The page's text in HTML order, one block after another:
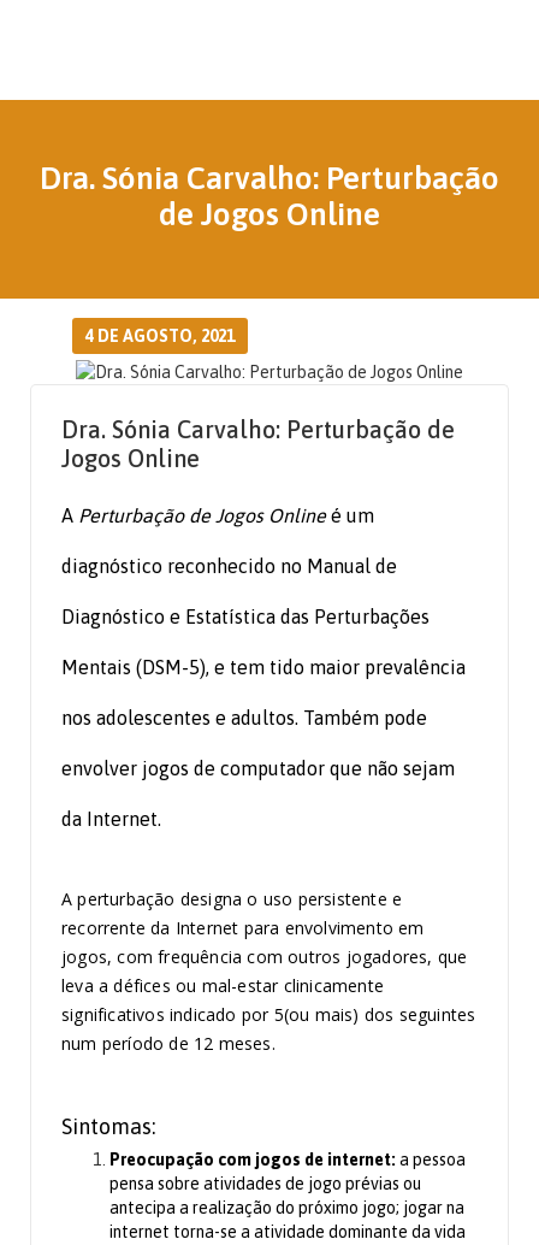
Dra. Sónia Carvalho: Perturbação
de Jogos Online
4 DE AGOSTO, 2021
Dra. Sónia Carvalho: Perturbação de
Jogos Online
A Perturbação de Jogos Onlineé um
diagnóstico reconhecido no Manual de
Diagnóstico e Estatística das Perturbações
Mentais (DSM-5), e tem tido maior prevalência
nos adolescentes e adultos. Também pode
envolver jogos de computador que não sejam
da Internet.
A perturbação designa o uso persistente e
recorrente da Internet para envolvimento em
jogos, com frequência com outros jogadores, que
leva a défices ou mal-estar clinicamente
significativos indicado por 5(ou mais) dos seguintes
num período de 12 meses.
Sintomas:
Preocupação com jogos de internet: a pessoa
pensa sobre atividades de jogo prévias ou
antecipa a realização do próximo jogo; jogar na
internet torna-se a atividade dominante da vida